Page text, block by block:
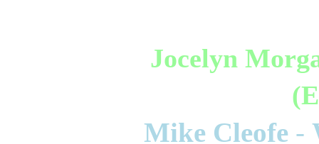
Jocelyn
Mike Cleofe -